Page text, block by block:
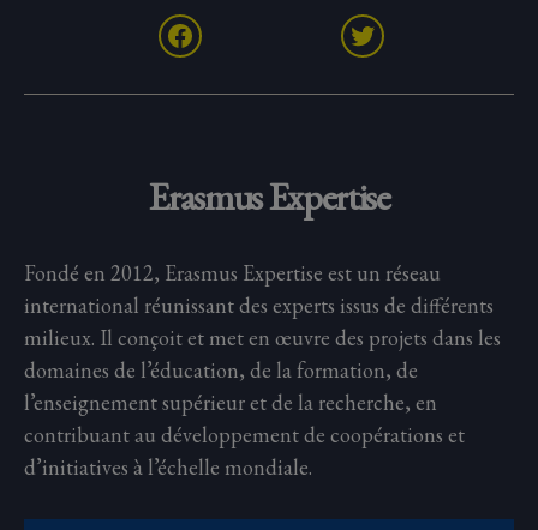
Facebook Twitter
Erasmus Expertise
Fondé en 2012, Erasmus Expertise est un réseau
international réunissant des experts issus de différents
milieux. Il conçoit et met en œuvre des projets dans les
domaines de l’éducation, de la formation, de
l’enseignement supérieur et de la recherche, en
contribuant au développement de coopérations et
d’initiatives à l’échelle mondiale.